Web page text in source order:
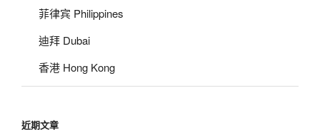
菲律宾 Philippines
迪拜 Dubai
香港 Hong Kong
近期文章